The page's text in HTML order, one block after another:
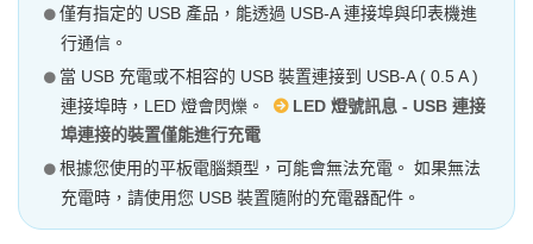
僅有指定的 USB 產品，能透過 USB-A 連接埠與印表機進
行通信。
當 USB 充電或不相容的 USB 裝置連接到 USB-A ( 0.5 A )
連接埠時，LED 燈會閃爍。
LED 燈號訊息 - USB 連接
埠連接的裝置僅能進行充電
根據您使用的平板電腦類型，可能會無法充電。 如果無法
充電時，請使用您 USB 裝置隨附的充電器配件。